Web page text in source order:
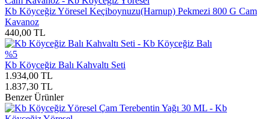
Kb Köyceğiz Yöresel Keçiboynuzu(Harnup) Pekmezi 800 G Cam
Kavanoz
440,00 TL
%5
Kb Köyceğiz Balı Kahvaltı Seti
1.934,00 TL
1.837,30 TL
Benzer Ürünler